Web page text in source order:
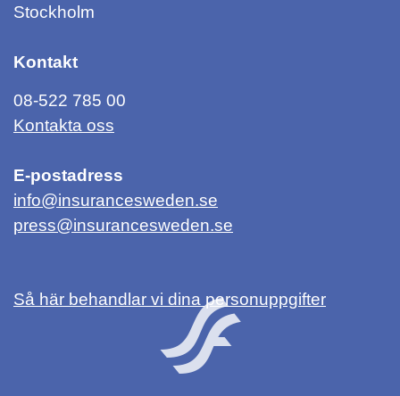
Stockholm
Kontakt
08-522 785 00
Kontakta oss
E-postadress
info@insurancesweden.se
press@insurancesweden.se
Så här behandlar vi dina personuppgifter